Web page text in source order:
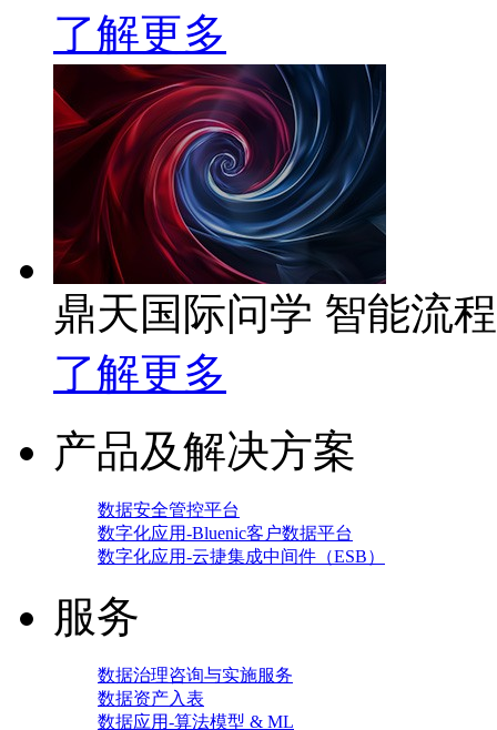
了解更多
鼎天国际问学 智能流
了解更多
产品及解决方案
数据安全管控平台
数字化应用-Bluenic客户数据平台
数字化应用-云捷集成中间件（ESB）
服务
数据治理咨询与实施服务
数据资产入表
数据应用-算法模型 & ML